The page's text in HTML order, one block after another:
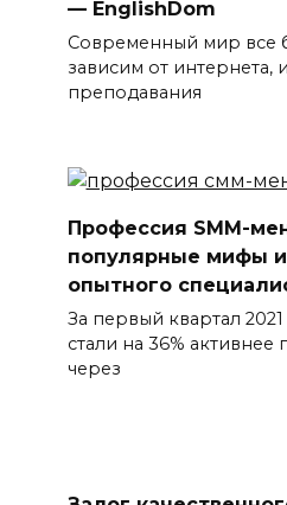
— EnglishDom
Современный мир все
зависим от интернета,
преподавания
Профессия SMM-
популярные мифы
опытного
За первый квартал
стали на 36% активнее
через